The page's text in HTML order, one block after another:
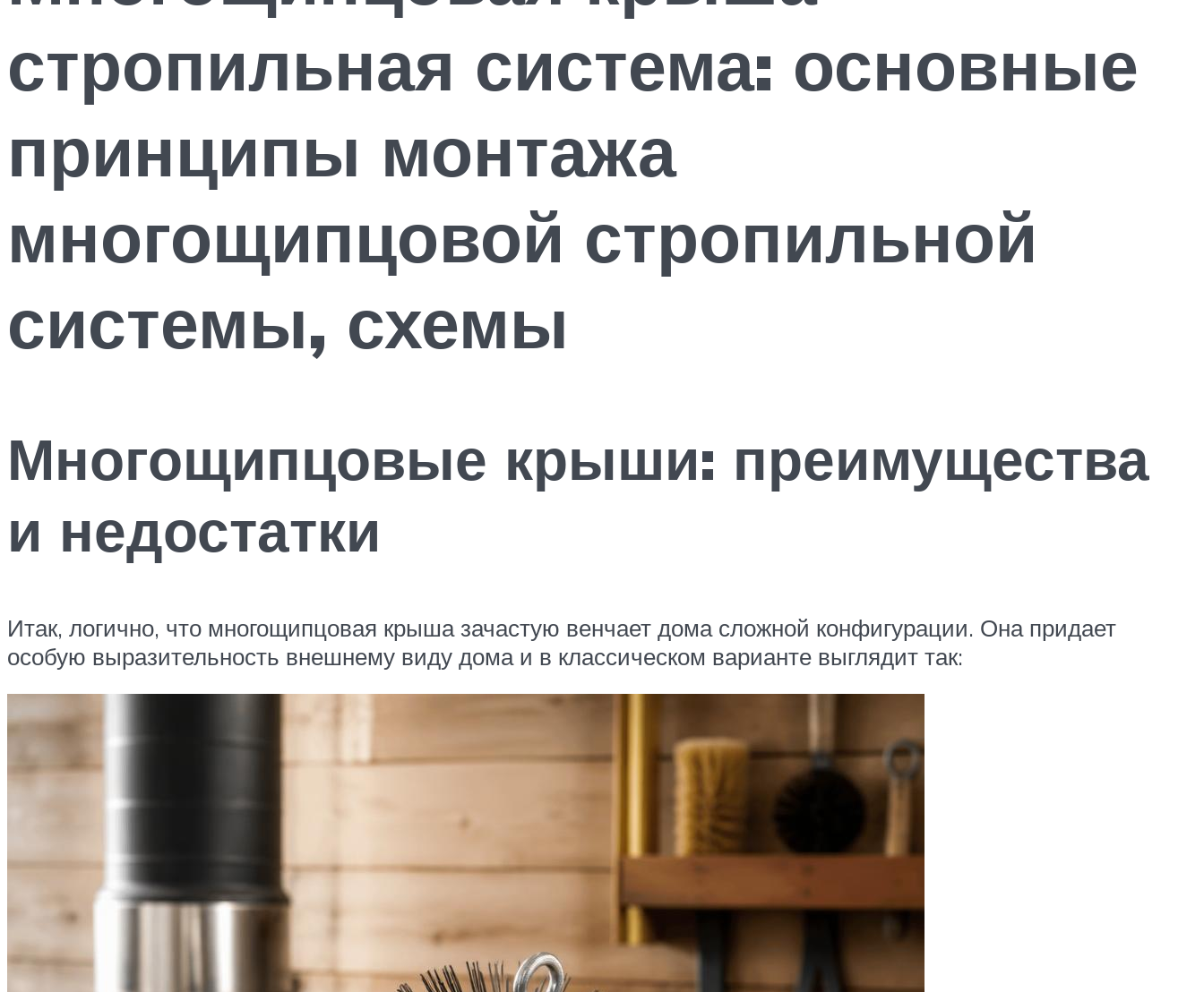
стропильная система: основные
принципы монтажа
многощипцовой стропильной
системы, схемы
Многощипцовые крыши: преимущества
и недостатки
Итак, логично, что многощипцовая крыша зачастую венчает дома сложной конфигурации. Она придает
особую выразительность внешнему виду дома и в классическом варианте выглядит так: